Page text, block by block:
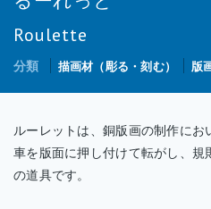
Roulette
分類 描画材（彫る・刻む） 版
ルーレットは、銅版画の制作に
車を版面に押し付けて転がし、
の道具です。